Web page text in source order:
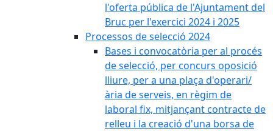
l'oferta pública de l'Ajuntament del
Bruc per l'exercici 2024 i 2025
Processos de selecció 2024
Bases i convocatòria per al procés
de selecció, per concurs oposició
lliure, per a una plaça d'operari/
ària de serveis, en règim de
laboral fix, mitjançant contracte de
relleu i la creació d'una borsa de